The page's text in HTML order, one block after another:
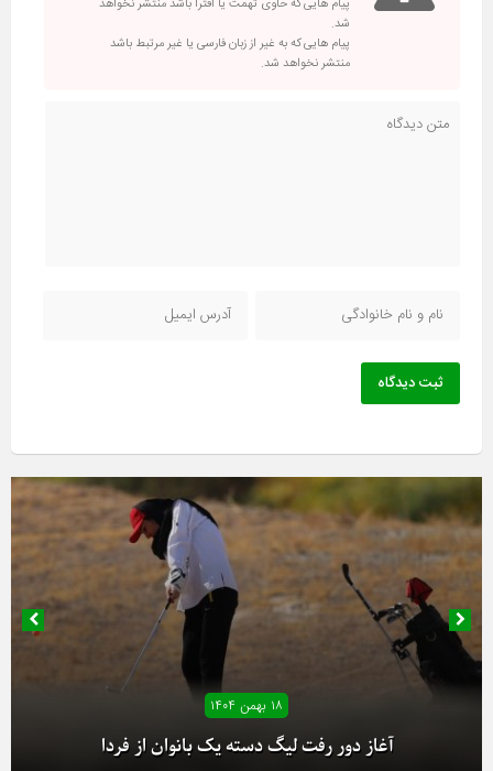
پیام هایی که حاوی تهمت یا افترا باشد منتشر نخواهد
شد.
پیام هایی که به غیر از زبان فارسی یا غیر مرتبط باشد
منتشر نخواهد شد.
ثبت دیدگاه
۱۸ بهمن ۱۴۰۴
آغاز دور رفت لیگ دسته یک بانوان از فردا